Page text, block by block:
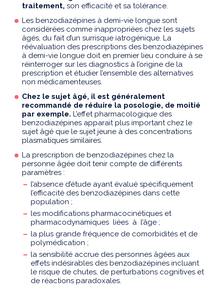
traitement, son efficacité et sa tolérance.
Les benzodiazépines à demi-vie longue sont
considérées comme inappropriées chez les sujets
âgés, du fait d’un surrisque iatrogénique. La
réévaluation des prescriptions des benzodiazépines
à demi-vie longue doit en premier lieu conduire à se
réinterroger sur les diagnostics à l’origine de la
prescription et étudier l’ensemble des alternatives
non médicamenteuses.
Chez le sujet âgé, il est généralement
recommandé de réduire la posologie, de moitié
par exemple. L’effet pharmacologique des
benzodiazépines apparait plus important chez le
sujet âgé que le sujet jeune à des concentrations
plasmatiques similaires.
La prescription de benzodiazépines chez la
personne âgée doit tenir compte de différents
paramètres :
l’absence d’étude ayant évalué spécifiquement
l’efficacité des benzodiazépines dans cette
population ;
les modifications pharmacocinétiques et
pharmacodynamiques liées à l’âge ;
la plus grande fréquence de comorbidités et de
polymédication ;
la sensibilité accrue des personnes âgées aux
effets indésirables des benzodiazépines incluant
le risque de chutes, de perturbations cognitives et
de réactions paradoxales.